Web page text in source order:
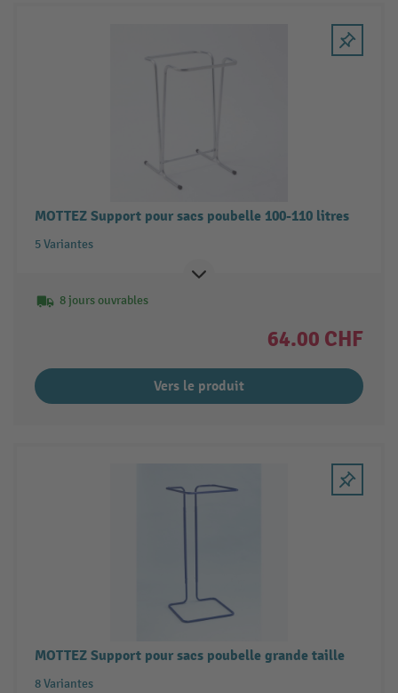
MOTTEZ Support pour sacs poubelle 100-110 litres
5 Variantes
8 jours ouvrables
64.00 CHF
Vers le produit
MOTTEZ Support pour sacs poubelle grande taille
8 Variantes